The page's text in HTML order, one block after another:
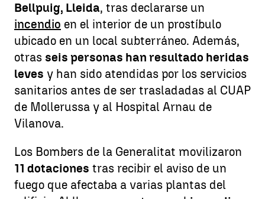
Bellpuig, Lleida, tras declararse un
incendio en el interior de un prostíbulo
ubicado en un local subterráneo. Además,
otras seis personas han resultado heridas
leves y han sido atendidas por los servicios
sanitarios antes de ser trasladadas al CUAP
de Mollerussa y al Hospital Arnau de
Vilanova.
Los Bombers de la Generalitat movilizaron
11 dotaciones tras recibir el aviso de un
fuego que afectaba a varias plantas del